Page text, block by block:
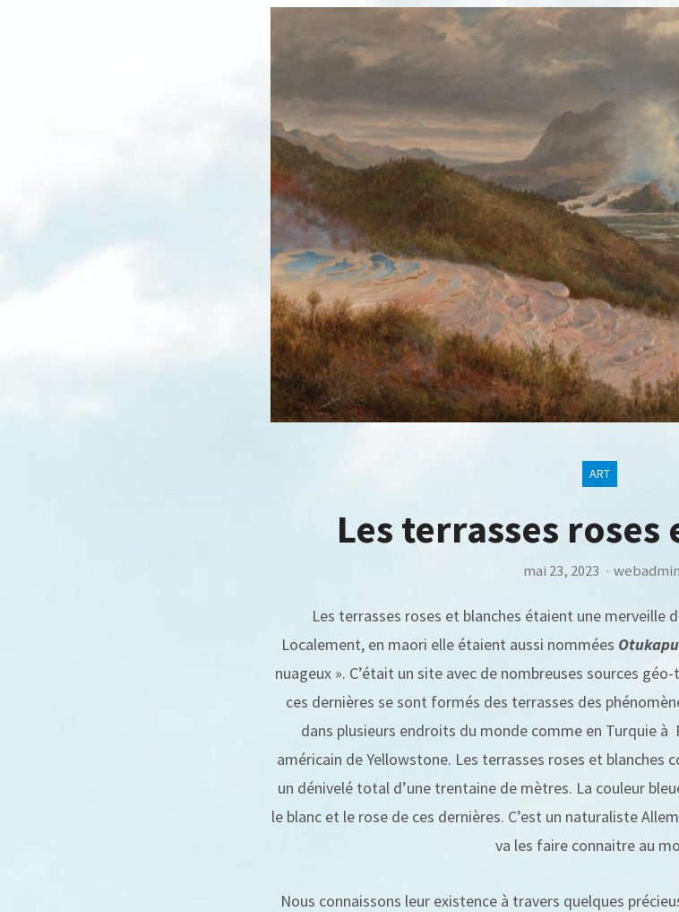
ART
Les terrasses
mai 23, 2023 · webadmin
Les terrasses roses et blanches étaient une merveille
Localement, en maori elle étaient aussi nommées
nuageux ». C’était un site avec de nombreuses sources
ces dernières se sont formés des terrasses des
dans plusieurs endroits du monde comme en Turquie à
américain de Yellowstone. Les terrasses roses et blanches
un dénivelé total d’une trentaine de mètres. La couleur
le blanc et le rose de ces dernières. C’est un naturaliste
va les faire connaitre au
Nous connaissons leur existence à travers quelques